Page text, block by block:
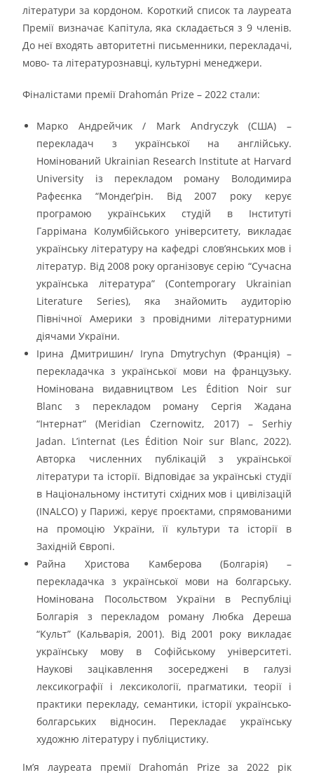
літератури за кордоном. Короткий список та лауреата
Премії визначає Капітула, яка складається з 9 членів.
До неї входять авторитетні письменники, перекладачі,
мово- та літературознавці, культурні менеджери.
Фіналістами премії Drahomán Prize – 2022 стали:
Марко Андрейчик / Mark Andryczyk (США) –
перекладач з української на англійську.
Номінований Ukrainian Research Institute at Harvard
University із перекладом роману Володимира
Рафеєнка “Мондеґрін. Від 2007 року керує
програмою українських студій в Інституті
Гаррімана Колумбійського університету, викладає
українську літературу на кафедрі слов’янських мов і
літератур. Від 2008 року організовує серію “Сучасна
українська література” (Contemporary Ukrainian
Literature Series), яка знайомить аудиторію
Північної Америки з провідними літературними
діячами України.
Ірина Дмитришин/ Iryna Dmytrychyn (Франція) –
перекладачка з української мови на французьку.
Номінована видавництвом Les Édition Noir sur
Blanc з перекладом роману Сергія Жадана
“Інтернат” (Meridian Czernowitz, 2017) – Serhiy
Jadan. L’internat (Les Édition Noir sur Blanc, 2022).
Авторка численних публікацій з української
літератури та історії. Відповідає за українські студії
в Національному інституті східних мов і цивілізацій
(INALCO) у Парижі, керує проєктами, спрямованими
на промоцію України, її культури та історії в
Західній Європі.
Райна Христова Камберова (Болгарія) –
перекладачка з української мови на болгарську.
Номінована Посольством України в Республіці
Болгарія з перекладом роману Любка Дереша
“Культ” (Кальварія, 2001). Від 2001 року викладає
українську мову в Софійському університеті.
Наукові зацікавлення зосереджені в галузі
лексикографії і лексикології, прагматики, теорії і
практики перекладу, семантики, історії українсько-
болгарських відносин. Перекладає українську
художню літературу і публіцистику.
Ім’я лауреата премії Drahomán Prize за 2022 рік